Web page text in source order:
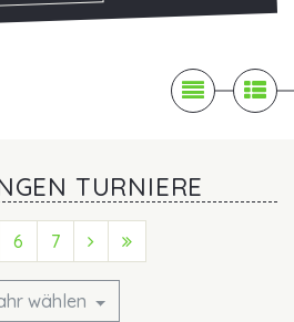
 News
TURNIERE
6 7 Next (Vorwärts)
wählen